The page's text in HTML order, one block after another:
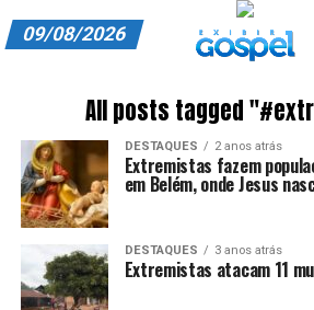
ASSINE
CARRINHO
EDITORIAL
09/08/2026
All posts tagged
DESTAQUES 2 anos atrás
Extremistas fazem
em Belém, onde Jesus
DESTAQUES 3 anos atrás
Extremistas atacam 11